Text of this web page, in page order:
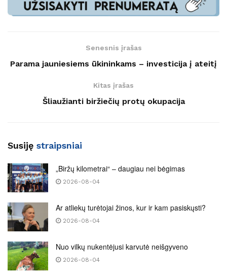
Senesnis įrašas
Parama jauniesiems ūkininkams – investicija į ateitį
Kitas įrašas
Šliaužianti biržiečių protų okupacija
Susiję straipsniai
„Biržų kilometrai“ – daugiau nei bėgimas
2026-08-04
Ar atliekų turėtojai žinos, kur ir kam pasiskųsti?
2026-08-04
Nuo vilkų nukentėjusi karvutė neišgyveno
2026-08-04